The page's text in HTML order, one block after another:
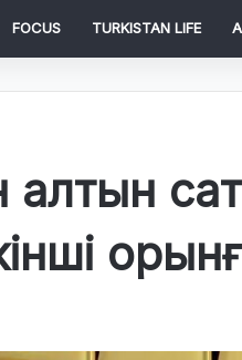
FOCUS TURKISTAN LIFE
алтын